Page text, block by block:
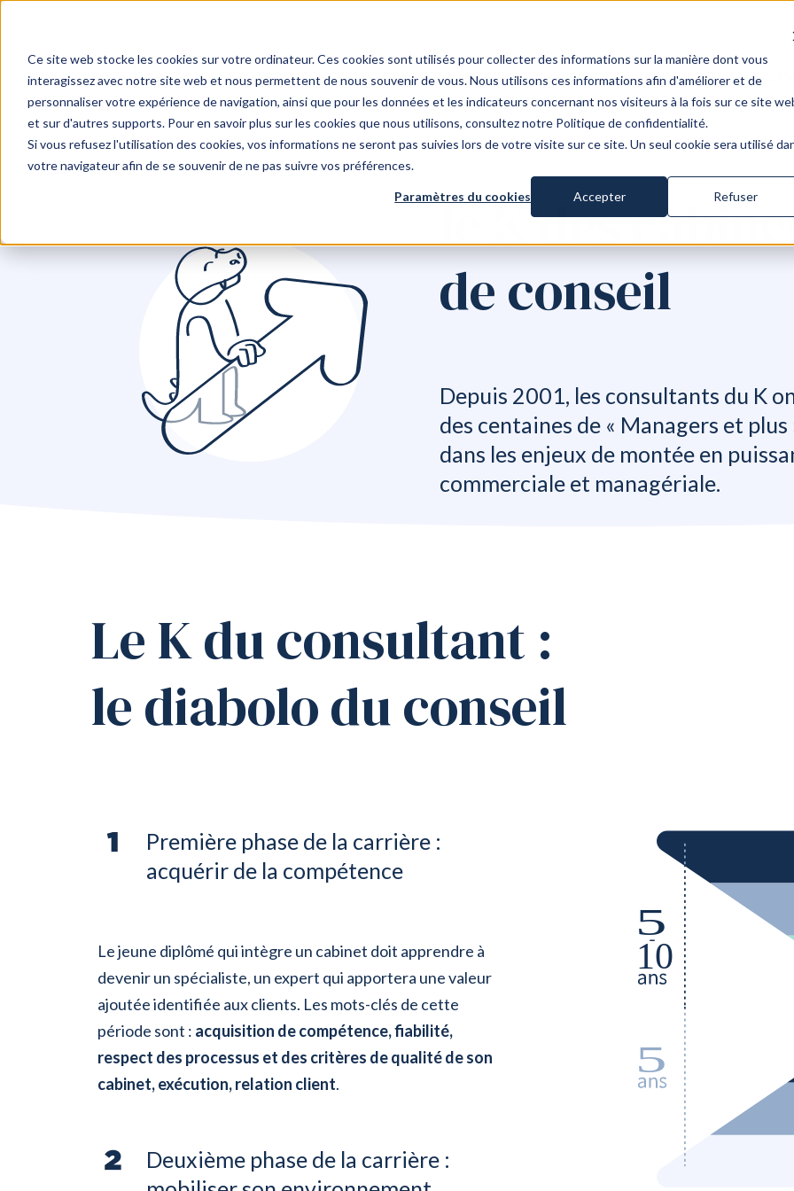
Ce site web stocke les cookies sur votre ordinateur. Ces cookies sont utilisés pour collecter des informations sur la manière dont vous
interagissez avec notre site web et nous permettent de nous souvenir de vous. Nous utilisons ces informations afin d'améliorer et de
personnaliser votre expérience de navigation, ainsi que pour les données et les indicateurs concernant nos visiteurs à la fois sur ce site
et sur d'autres supports. Pour en savoir plus sur les cookies que nous utilisons, consultez notre Politique de confidentialité.
Si vous refusez l'utilisation des cookies, vos informations ne seront pas suivies lors de votre visite sur ce site. Un seul cookie sera utilisé
votre navigateur afin de se souvenir de ne pas suivre vos préférences.
Paramètres du cookies Accepter Refuser
main
L’accompagnement
de
par
K
Changement
culturel
et
Management
hiérarchique
matriciel
Développement
commercial
Négociation
le des
de conseil
Depuis 2001, les consultants du K
des centaines de « Managers et plus
dans les enjeux de montée en
commerciale et managériale.
Le K du consultant :
le diabolo du conseil
Première phase de la carrière :
acquérir de la compétence
Le jeune diplômé qui intègre un cabinet doit apprendre à
devenir un spécialiste, un expert qui apportera une valeur
ajoutée identifiée aux clients. Les mots-clés de cette
période sont : acquisition de compétence, fiabilité,
respect des processus et des critères de qualité de son
cabinet, exécution, relation client.
Deuxième phase de la carrière :